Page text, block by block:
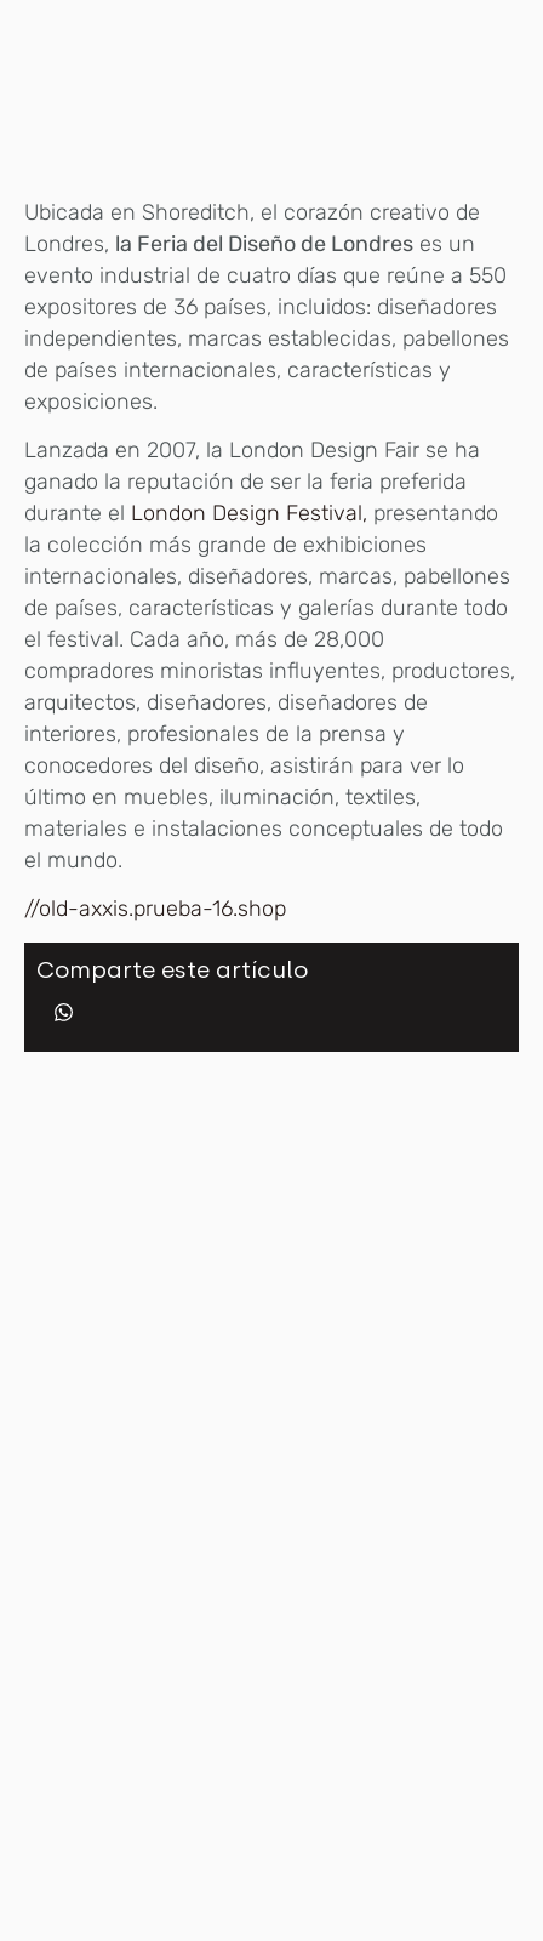
Ubicada en Shoreditch, el corazón creativo de
Londres, la Feria del Diseño de Londres es un
evento industrial de cuatro días que reúne a 550
expositores de 36 países, incluidos: diseñadores
independientes, marcas establecidas, pabellones
de países internacionales, características y
exposiciones.
Lanzada en 2007, la London Design Fair se ha
ganado la reputación de ser la feria preferida
durante el London Design Festival, presentando
la colección más grande de exhibiciones
internacionales, diseñadores, marcas, pabellones
de países, características y galerías durante todo
el festival. Cada año, más de 28,000
compradores minoristas influyentes, productores,
arquitectos, diseñadores, diseñadores de
interiores, profesionales de la prensa y
conocedores del diseño, asistirán para ver lo
último en muebles, iluminación, textiles,
materiales e instalaciones conceptuales de todo
el mundo.
//old-axxis.prueba-16.shop
Comparte este artículo